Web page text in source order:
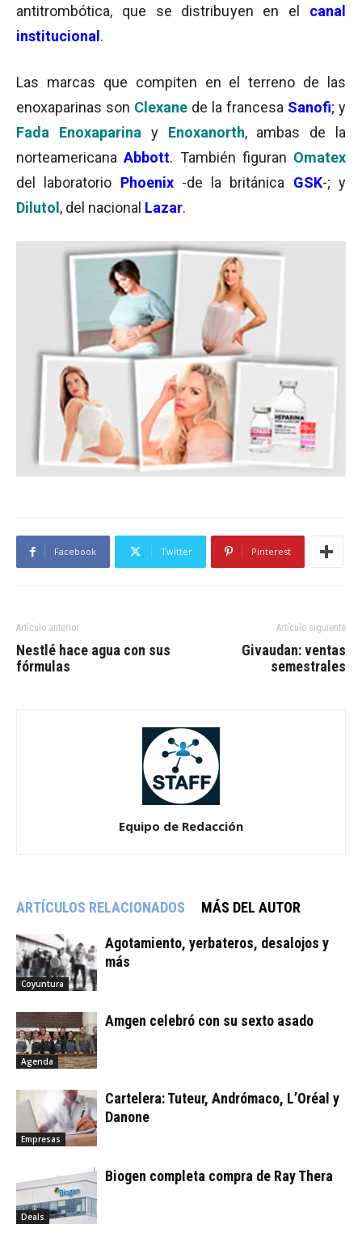
antitrombótica, que se distribuyen en el canal
institucional .
Las marcas que compiten en el terreno de las
enoxaparinas son Clexane de la francesa Sanofi; y
Fada Enoxaparina
yEnoxanorth, ambas de la
norteamericanaAbbott. También figuran Omatex
del laboratorio Phoenix -de la británica GSK-; y
Dilutol , del nacional Lazar.
Facebook Twitter Pinterest
Artículo anterior
Nestlé hace agua con sus
fórmulas
Artículo siguiente
Givaudan: ventas
semestrales
Equipo de Redacción
ARTÍCULOS RELACIONADOS MÁS DEL AUTOR
Coyuntura
Agotamiento, yerbateros, desalojos y
más
Agenda
Amgen celebró con su sexto asado
Empresas
Cartelera: Tuteur, Andrómaco, L’Oréal y
Danone
Deals
Biogen completa compra de Ray Thera